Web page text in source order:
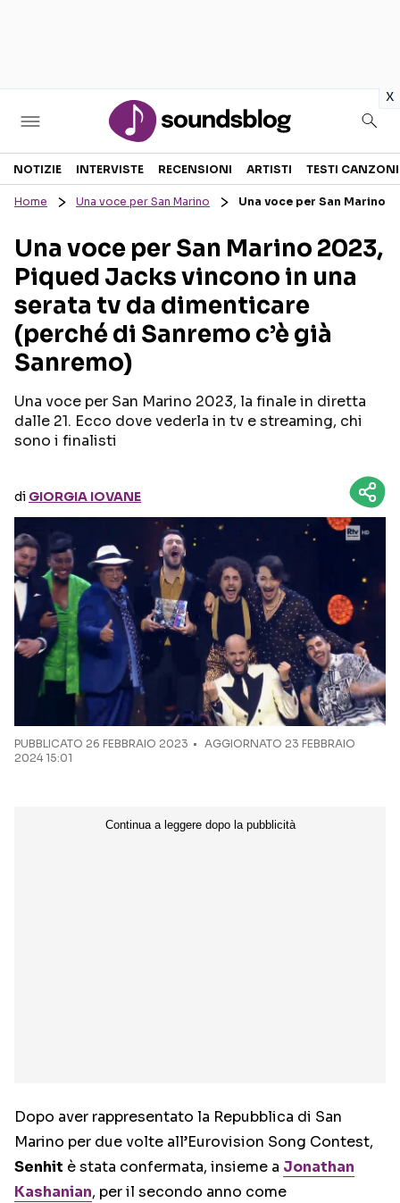
x
Sezioni
RECENSIONI MUSICALI
INTERVISTE
GOSSIP E CURIOSITÀ
TESTI CANZONI
TOUR ED EVENTI
TALENT SHOW
NOTIZIE INTERVISTE RECENSIONI ARTISTI TESTI CANZONI
Home Una voce per San Marino Una voce per San Marino
Una voce per San Marino 2023,
Piqued Jacks vincono in una
serata tv da dimenticare
(perché di Sanremo c’è già
Sanremo)
Una voce per San Marino 2023, la finale in diretta
dalle 21. Ecco dove vederla in tv e streaming, chi
sono i finalisti
di GIORGIA IOVANE
PUBBLICATO 26 FEBBRAIO 2023
AGGIORNATO 23 FEBBRAIO
2024 15:01
Dopo aver rappresentato la Repubblica di San
Marino per due volte all’Eurovision Song Contest,
Senhit è stata confermata, insieme a Jonathan
Kashanian, per il secondo anno come